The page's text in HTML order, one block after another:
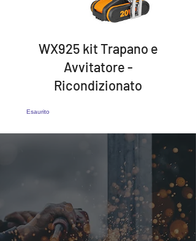
WX925 kit Trapano e
Avvitatore -
Ricondizionato
Esaurito